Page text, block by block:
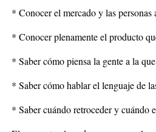
* Conocer el mercado y las personas
* Conocer plenamente el producto
* Saber cómo piensa la gente a la
* Saber cómo hablar el lenguaje de
* Saber cuándo retroceder y cuándo